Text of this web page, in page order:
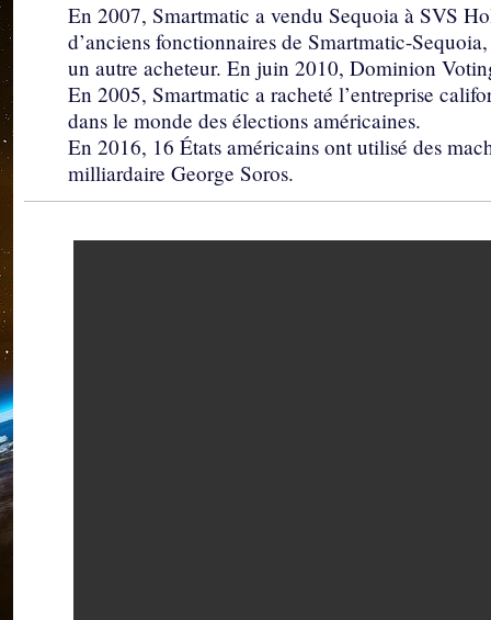
En 2007, Smartmatic a vendu Sequoia à SVS
d’anciens fonctionnaires de Smartmatic-
un autre acheteur. En juin 2010, Dominion
En 2005, Smartmatic a racheté l’entreprise
dans le monde des élections américaines.
En 2016, 16 États américains ont utilisé des
milliardaire George Soros.